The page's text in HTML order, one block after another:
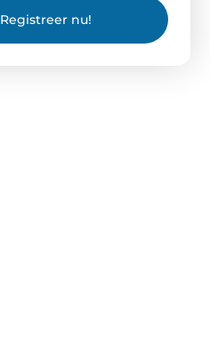
Registreer nu!